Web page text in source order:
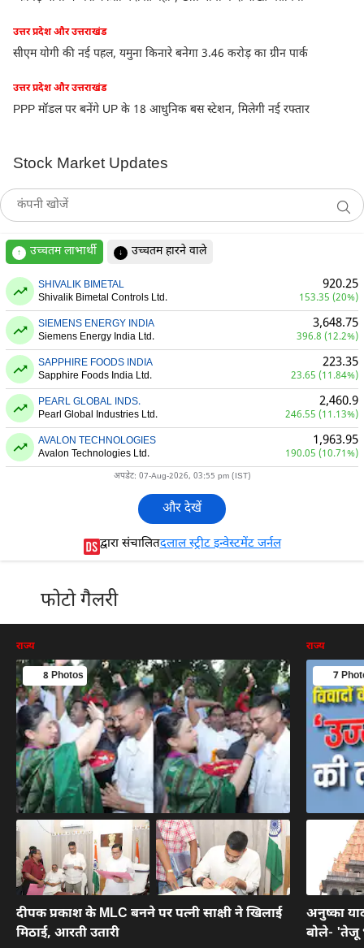
उत्तर प्रदेश और उत्तराखंड
सीएम योगी की नई पहल, यमुना किनारे बनेगा 3.46 करोड़ का ग्रीन पार्क
उत्तर प्रदेश और उत्तराखंड
PPP मॉडल पर बनेंगे UP के 18 आधुनिक बस स्टेशन, मिलेगी नई रफ्तार
Stock Market Updates
↑ उच्चतम लाभार्थी ↓ उच्चतम हारने वाले
SHIVALIK BIMETAL
Shivalik Bimetal Controls Ltd.
920.25
153.35 (20%)
SIEMENS ENERGY INDIA
Siemens Energy India Ltd.
3,648.75
396.8 (12.2%)
SAPPHIRE FOODS INDIA
Sapphire Foods India Ltd.
223.35
23.65 (11.84%)
PEARL GLOBAL INDS.
Pearl Global Industries Ltd.
2,460.9
246.55 (11.13%)
AVALON TECHNOLOGIES
Avalon Technologies Ltd.
1,963.95
190.05 (10.71%)
अपडेट: 07-Aug-2026, 03:55 pm (IST)
और देखें
द्वारा संचालितदलाल स्ट्रीट इन्वेस्टमेंट जर्नल
फोटो गैलरी
राज्य
8 Photos
दीपक प्रकाश के MLC बनने पर पत्नी साक्षी ने खिलाई
मिठाई, आरती उतारी
राज्य
7
अनुष्का
बोले- 'तेजू